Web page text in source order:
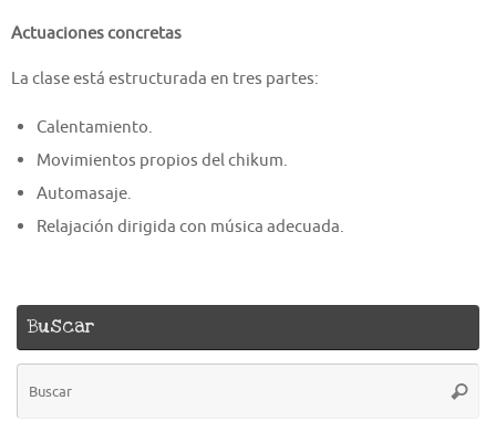
Actuaciones concretas
La clase está estructurada en tres partes:
Calentamiento.
Movimientos propios del chikum.
Automasaje.
Relajación dirigida con música adecuada.
Buscar